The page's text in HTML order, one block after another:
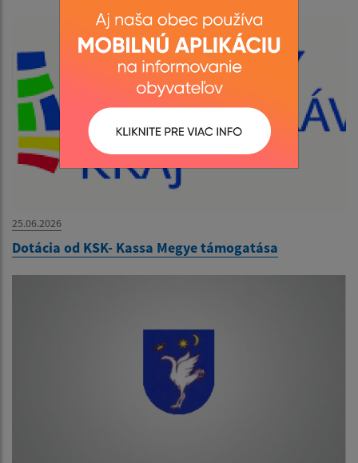
25.06.2026
Dotácia od KSK- Kassa Megye támogatása